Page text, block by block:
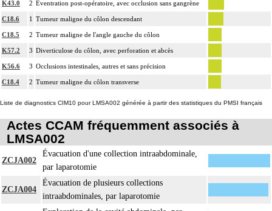
K43.0 2 Éventration post-opératoire, avec occlusion sans gangrène
C18.6 1 Tumeur maligne du côlon descendant
C18.5 2 Tumeur maligne de l'angle gauche du côlon
K57.2 3 Diverticulose du côlon, avec perforation et abcès
K56.6 3 Occlusions intestinales, autres et sans précision
C18.4 2 Tumeur maligne du côlon transverse
Liste de diagnostics CIM10 pour LMSA002 générée à partir des statistiques du PMSI français
Actes CCAM fréquemment associés à
LMSA002
ZCJA002
Évacuation d'une collection intraabdominale,
par laparotomie
ZCJA004
Évacuation de plusieurs collections
intraabdominales, par laparotomie